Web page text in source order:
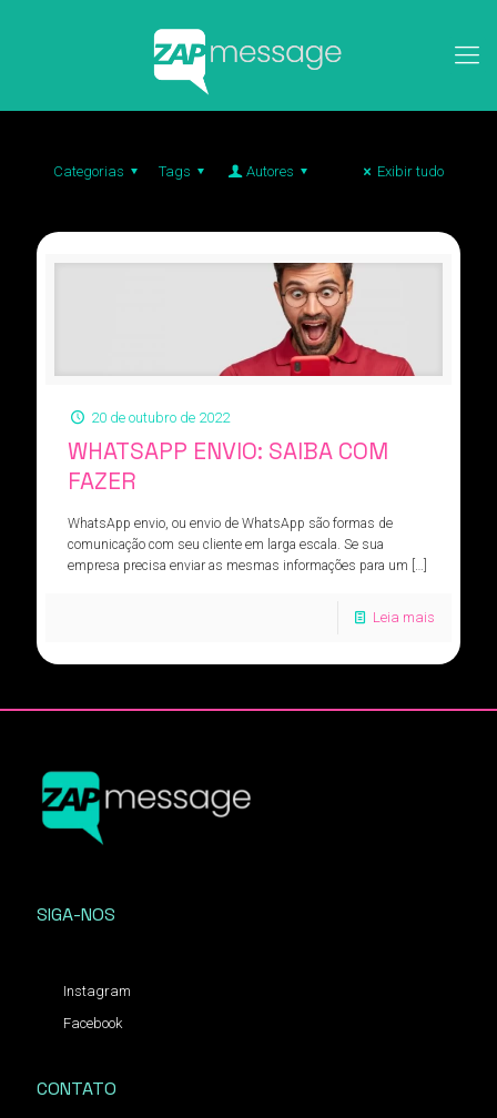
Categorias Tags Autores Exibir tudo
20 de outubro de 2022
WHATSAPP ENVIO: SAIBA COM
FAZER
WhatsApp envio, ou envio de WhatsApp são formas de
comunicação com seu cliente em larga escala. Se sua
empresa precisa enviar as mesmas informações para um
Leia mais
SIGA-NOS
Instagram
Facebook
CONTATO